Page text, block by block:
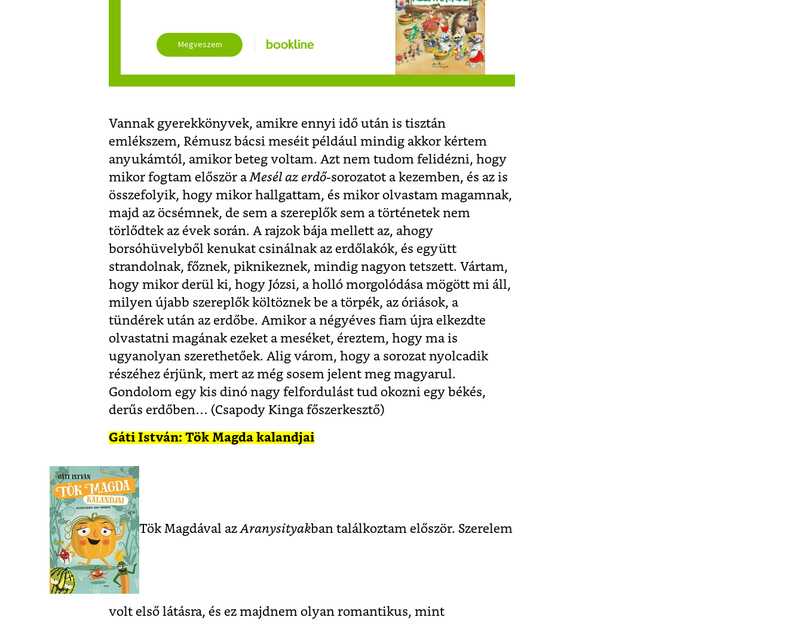
Vannak gyerekkönyvek, amikre ennyi idő után is tisztán
emlékszem, Rémusz bácsi meséit például mindig akkor kértem
anyukámtól, amikor beteg voltam. Azt nem tudom felidézni, hogy
mikor fogtam először aMesél az erdő-sorozatot a kezemben, és az is
összefolyik, hogy mikor hallgattam, és mikor olvastam magamnak,
majd az öcsémnek, de sem a szereplők sem a történetek nem
törlődtek az évek során. A rajzok bája mellett az, ahogy
borsóhüvelyből kenukat csinálnak az erdőlakók, és együtt
strandolnak, főznek, piknikeznek, mindig nagyon tetszett. Vártam,
hogy mikor derül ki, hogy Józsi, a holló morgolódása mögött mi áll,
milyen újabb szereplők költöznek be a törpék, az óriások, a
tündérek után az erdőbe. Amikor a négyéves fiam újra elkezdte
olvastatni magának ezeket a meséket, éreztem, hogy ma is
ugyanolyan szerethetőek. Alig várom, hogy a sorozat nyolcadik
részéhez érjünk, mert az még sosem jelent meg magyarul.
Gondolom egy kis dinó nagy felfordulást tud okozni egy békés,
derűs erdőben… (Csapody Kinga főszerkesztő)
Gáti István: Tök Magda kalandjai
Tök Magdával az Aranysityakban találkoztam először. Szerelem
volt első látásra, és ez majdnem olyan romantikus, mint